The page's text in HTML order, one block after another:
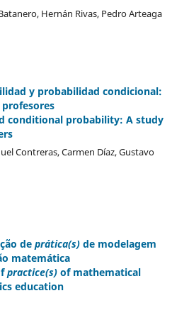
Hernán Rivas, Pedro Arteaga
y probabilidad condicional:
conditional probability: A study
Contreras, Carmen Díaz, Gustavo
de prática(s)de modelagem
matemática
practice(s)of mathematical
education